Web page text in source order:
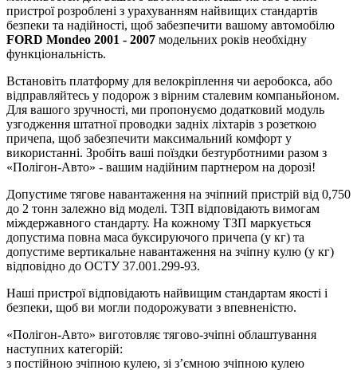
пристрої розроблені з урахуванням найвищих стандартів
безпеки та надійності, щоб забезпечити вашому автомобілю
FORD Mondeo 2001 - 2007 модельних років необхідну
функціональність.
Встановіть платформу для велокріплення чи аеробокса, або
відправляйтесь у подорож з вірним сталевим компаньйоном.
Для вашого зручності, ми пропонуємо додатковий модуль
узгодження штатної проводки задніх ліхтарів з розеткою
причепа, щоб забезпечити максимальний комфорт у
використанні. Зробіть ваші поїздки безтурботними разом з
«Полігон-Авто» - вашим надійним партнером на дорозі!
Допустиме тягове навантаження на зчіпний пристрій від 0,750
до 2 тонн залежно від моделі. ТЗП відповідають вимогам
міждержавного стандарту. На кожному ТЗП маркується
допустима повна маса буксируючого причепа (у кг) та
допустиме вертикальне навантаження на зчіпну кулю (у кг)
відповідно до ОСТУ 37.001.299-93.
Наші пристрої відповідають найвищим стандартам якості і
безпеки, щоб ви могли подорожувати з впевненістю.
«Полігон-Авто» виготовляє тягово-зчіпні облаштування
наступних категорій:
з постійною зчіпною кулею, зі з’ємною зчіпною кулею